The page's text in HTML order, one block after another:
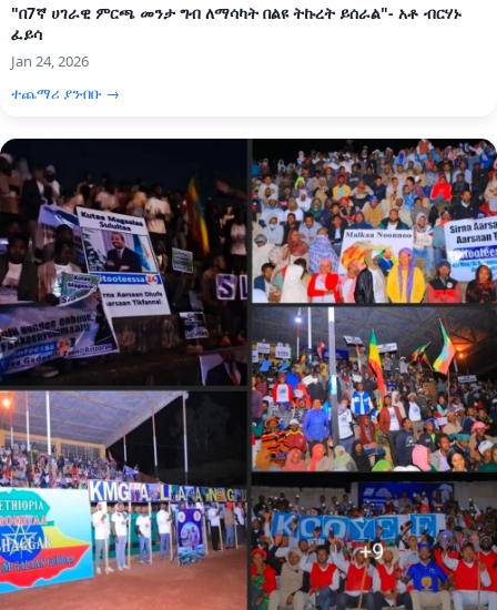
"በ7ኛ ሀገራዊ ምርጫ መንታ ግብ ለማሳካት በልዩ ትኩረት ይሰራል"- አቶ ብርሃኑ
ፈይሳ
Jan 24, 2026
ተጨማሪ ያንብቡ →